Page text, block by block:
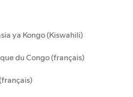
ya Kongo (Kiswahili)
du Congo (français)